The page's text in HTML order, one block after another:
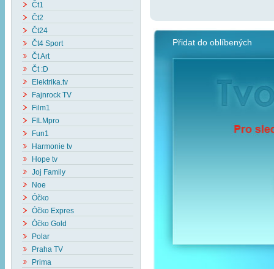
Čt1
Čt2
Čt24
Čt4 Sport
Čt Art
Čt :D
Elektrika.tv
Fajnrock TV
Film1
FILMpro
Fun1
Harmonie tv
Hope tv
Joj Family
Noe
Óčko
Óčko Expres
Óčko Gold
Polar
Praha TV
Prima
Přidat do oblíbených